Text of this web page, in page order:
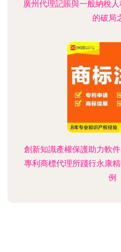
廣州代理記賬與一般納稅
的破局
創新知識產權保護助力軟
專利商標代理所踐行永康
例